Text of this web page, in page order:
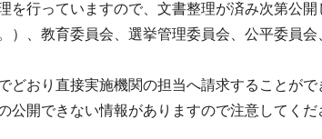
行っていますので、文書整理が済み次第公開
）、教育委員会、選挙管理委員会、公平委員会
おり直接実施機関の担当へ請求することがで
開できない情報がありますので注意してくだ